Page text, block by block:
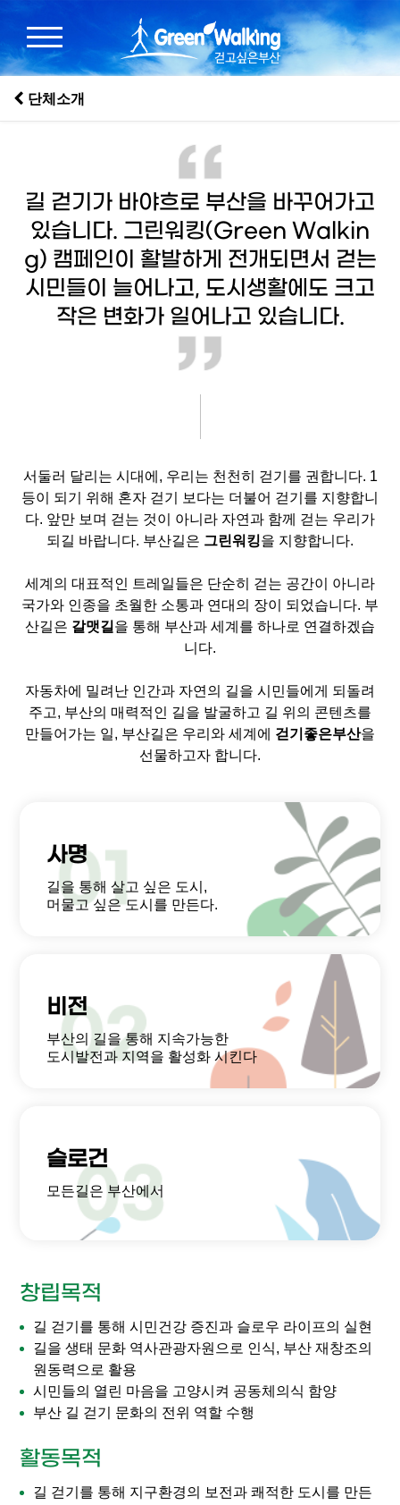
단체소개
길 걷기가 바야흐로 부산을 바꾸어가고
있습니다. 그린워킹(Green Walkin
g) 캠페인이 활발하게 전개되면서 걷는
시민들이 늘어나고, 도시생활에도 크고
작은 변화가 일어나고 있습니다.
서둘러 달리는 시대에, 우리는 천천히 걷기를 권합니다. 1
등이 되기 위해 혼자 걷기 보다는 더불어 걷기를 지향합니
다. 앞만 보며 걷는 것이 아니라 자연과 함께 걷는 우리가
되길 바랍니다. 부산길은 그린워킹을 지향합니다.
세계의 대표적인 트레일들은 단순히 걷는 공간이 아니라
국가와 인종을 초월한 소통과 연대의 장이 되었습니다. 부
산길은 갈맷길 을 통해 부산과 세계를 하나로 연결하겠습
니다.
자동차에 밀려난 인간과 자연의 길을 시민들에게 되돌려
주고, 부산의 매력적인 길을 발굴하고 길 위의 콘텐츠를
만들어가는 일, 부산길은 우리와 세계에 걷기좋은부산을
선물하고자 합니다.
사명
길을 통해 살고 싶은 도시,
머물고 싶은 도시를 만든다.
비전
부산의 길을 통해 지속가능한
도시발전과 지역을 활성화 시킨다
슬로건
모든길은 부산에서
창립목적
길 걷기를 통해 시민건강 증진과 슬로우 라이프의 실현
길을 생태 문화 역사관광자원으로 인식, 부산 재창조의
원동력으로 활용
시민들의 열린 마음을 고양시켜 공동체의식 함양
부산 길 걷기 문화의 전위 역할 수행
활동목적
길 걷기를 통해 지구환경의 보전과 쾌적한 도시를 만든